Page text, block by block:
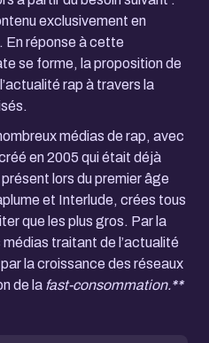
exclusivement en
En réponse à cette
se forme, la proposition de
rap à travers la
médias de rap, avec
en 2005 qui était déjà
lors du premier âge
et Interlude, crées tous
que les plus gros. Par la
traitant de l’actualité
la croissance des réseaux
de la fast-consommation.**